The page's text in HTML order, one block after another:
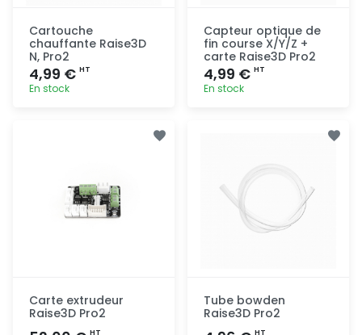
Cartouche
chauffante Raise3D
N, Pro2
4,99 € HT
En stock
Capteur optique de
fin course X/Y/Z +
carte Raise3D Pro2
4,99 € HT
En stock
Carte extrudeur
Raise3D Pro2
HT
Tube bowden
Raise3D Pro2
HT